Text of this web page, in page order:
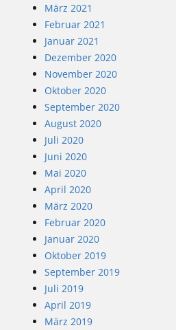
März 2021
Februar 2021
Januar 2021
Dezember 2020
November 2020
Oktober 2020
September 2020
August 2020
Juli 2020
Juni 2020
Mai 2020
April 2020
März 2020
Februar 2020
Januar 2020
Oktober 2019
September 2019
Juli 2019
April 2019
März 2019